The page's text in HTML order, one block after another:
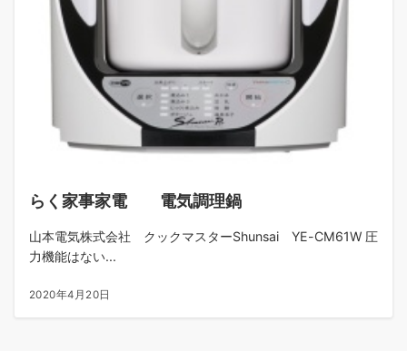
らく家事家電 電気調理鍋
山本電気株式会社 クックマスターShunsai YE-CM61W 圧
力機能はない...
2020年4月20日